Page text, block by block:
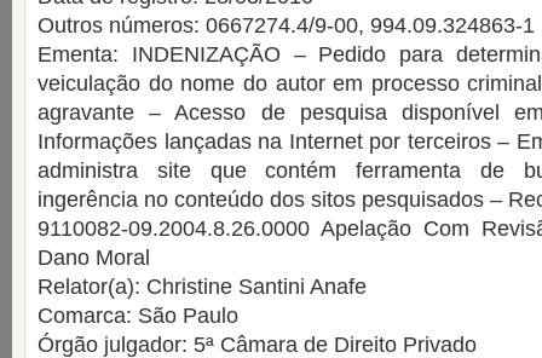
Outros números: 0667274.4/9-00, 994.09.324863-1
Ementa: INDENIZAÇÃO – Pedido para
veiculação do nome do autor em processo
agravante – Acesso de pesquisa disponível
Informações lançadas na Internet por terceiros –
administra site que contém ferramenta de
ingerência no conteúdo dos sitos pesquisados –
9110082-09.2004.8.26.0000 Apelação Com
Dano Moral
Relator(a): Christine Santini Anafe
Comarca: São Paulo
Órgão julgador: 5ª Câmara de Direito Privado